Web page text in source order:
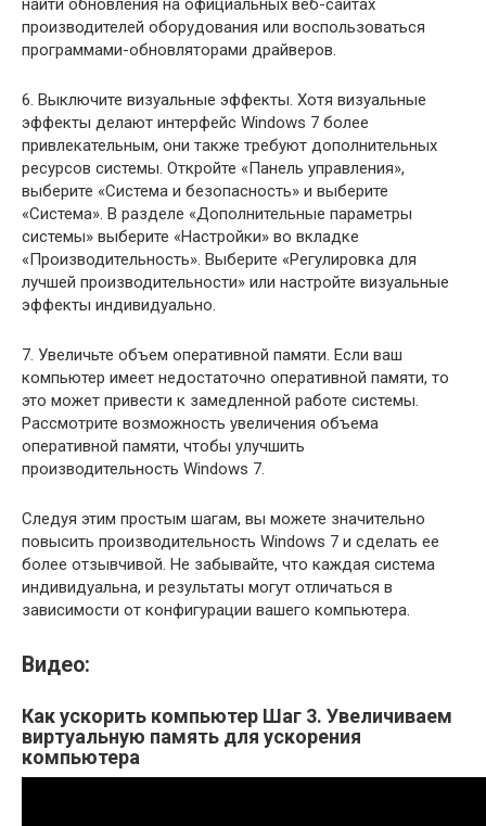
найти обновления на официальных веб-сайтах
производителей оборудования или воспользоваться
программами-обновляторами драйверов.
6. Выключите визуальные эффекты. Хотя визуальные
эффекты делают интерфейс Windows 7 более
привлекательным, они также требуют дополнительных
ресурсов системы. Откройте «Панель управления»,
выберите «Система и безопасность» и выберите
«Система». В разделе «Дополнительные параметры
системы» выберите «Настройки» во вкладке
«Производительность». Выберите «Регулировка для
лучшей производительности» или настройте визуальные
эффекты индивидуально.
7. Увеличьте объем оперативной памяти. Если ваш
компьютер имеет недостаточно оперативной памяти, то
это может привести к замедленной работе системы.
Рассмотрите возможность увеличения объема
оперативной памяти, чтобы улучшить
производительность Windows 7.
Следуя этим простым шагам, вы можете значительно
повысить производительность Windows 7 и сделать ее
более отзывчивой. Не забывайте, что каждая система
индивидуальна, и результаты могут отличаться в
зависимости от конфигурации вашего компьютера.
Видео:
Как ускорить компьютер Шаг 3. Увеличиваем
виртуальную память для ускорения
компьютера